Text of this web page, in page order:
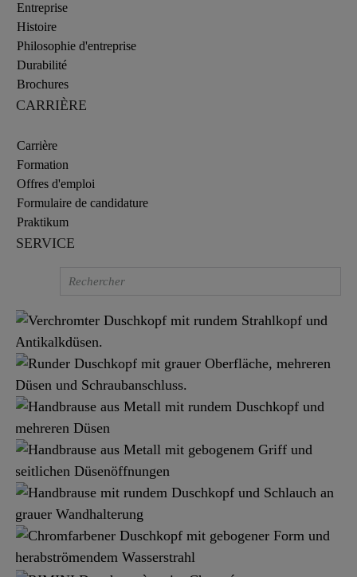
Entreprise
Histoire
Philosophie d'entreprise
Durabilité
Brochures
CARRIÈRE
Carrière
Formation
Offres d'emploi
Formulaire de candidature
Praktikum
SERVICE